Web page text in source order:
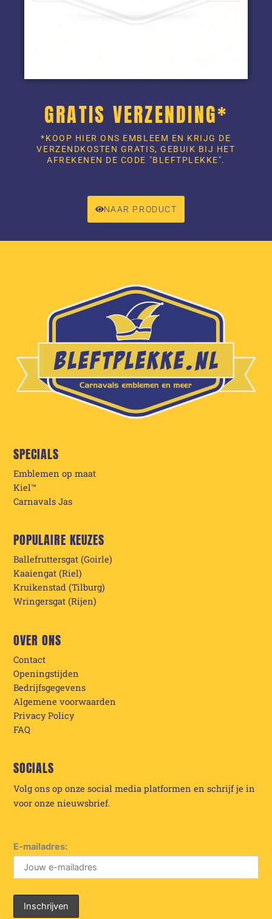
GRATIS VERZENDING*
*KOOP HIER ONS EMBLEEM EN KRIJG DE
VERZENDKOSTEN GRATIS, GEBUIK BIJ HET
AFREKENEN DE CODE "BLEFTPLEKKE".
NAAR PRODUCT
SPECIALS
Emblemen op maat
Kiel™
Carnavals Jas
POPULAIRE KEUZES
Ballefruttersgat (Goirle)
Kaaiengat (Riel)
Kruikenstad (Tilburg)
Wringersgat (Rijen)
OVER ONS
Contact
Openingstijden
Bedrijfsgegevens
Algemene voorwaarden
Privacy Policy
FAQ
SOCIALS
Volg ons op onze social media platformen en schrijf je in
voor onze nieuwsbrief.
E-mailadres: